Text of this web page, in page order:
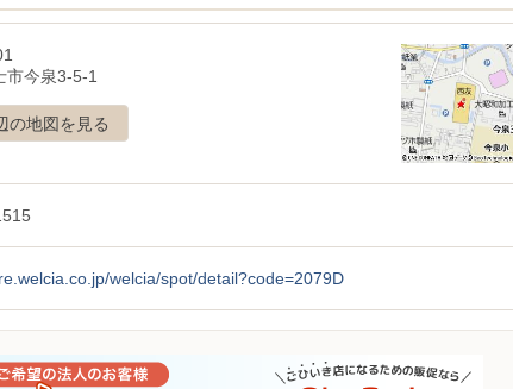
市今泉3-5-1
の地図を見る
welcia/spot/detail?code=2079D